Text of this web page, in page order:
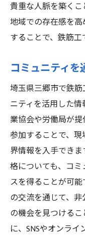
貴重な人脈を築く
地域での存在感を
することで、鉄筋工
コミュニティ
埼玉県三郷市で鉄
ニティを活用した
業協会や労働局が
参加することで、
界情報を入手でき
格についても、コ
スを得ることが可
の交流を通じて、
の機会を見つける
に、SNSやオンラ